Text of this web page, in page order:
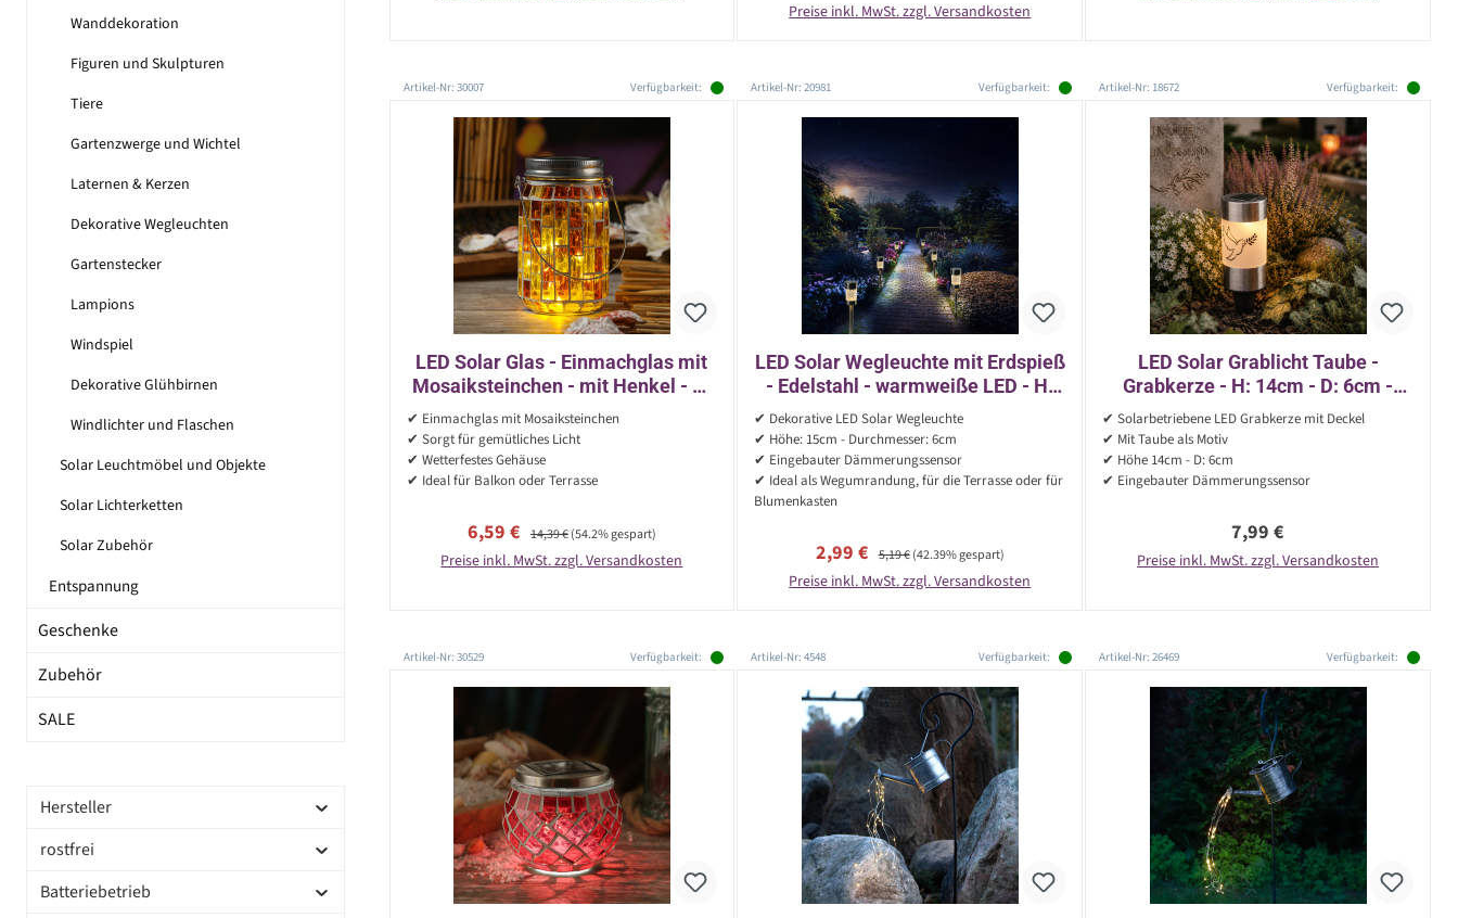
Wanddekoration
Figuren und Skulpturen
Tiere
Gartenzwerge und Wichtel
Laternen & Kerzen
Dekorative Wegleuchten
Gartenstecker
Lampions
Windspiel
Dekorative Glühbirnen
Windlichter und Flaschen
Solar Leuchtmöbel und Objekte
Solar Lichterketten
Solar Zubehör
Entspannung
Geschenke
Zubehör
SALE
Hersteller
rostfrei
Batteriebetrieb
Preise inkl. MwSt. zzgl. Versandkosten
Artikel-Nr: 30007 Verfügbarkeit:
LED Solar Glas - Einmachglas mit
Mosaiksteinchen - mit Henkel - H:
13,5cm - Lichtsensor - gelb
✔ Einmachglas mit Mosaiksteinchen
✔ Sorgt für gemütliches Licht
✔ Wetterfestes Gehäuse
✔ Ideal für Balkon oder Terrasse
Verkaufspreis:
6,59 € Regulärer Preis:
14,39 €(54.2% gespart)
Preise inkl. MwSt. zzgl. Versandkosten
Artikel-Nr: 20981 Verfügbarkeit:
LED Solar Wegleuchte mit Erdspieß
- Edelstahl - warmweiße LED - H:
15cm - silber - 1 Stück
✔ Dekorative LED Solar Wegleuchte
✔ Höhe: 15cm - Durchmesser: 6cm
✔ Eingebauter Dämmerungssensor
✔ Ideal als Wegumrandung, für die Terrasse oder für
Blumenkasten
Verkaufspreis:
2,99 € Regulärer Preis:
5,19 €(42.39% gespart)
Preise inkl. MwSt. zzgl. Versandkosten
Artikel-Nr: 18672 Verfügbarkeit:
LED Solar Grablicht Taube -
Grabkerze - H: 14cm - D: 6cm -
Lichtsensor - inkl. Erdspieß - weiß
✔ Solarbetriebene LED Grabkerze mit Deckel
✔ Mit Taube als Motiv
✔ Höhe 14cm - D: 6cm
✔ Eingebauter Dämmerungssensor
Regulärer Preis:
7,99 €
Preise inkl. MwSt. zzgl. Versandkosten
Artikel-Nr: 30529 Verfügbarkeit: Artikel-Nr: 4548 Verfügbarkeit: Artikel-Nr: 26469 Verfügbarkeit: